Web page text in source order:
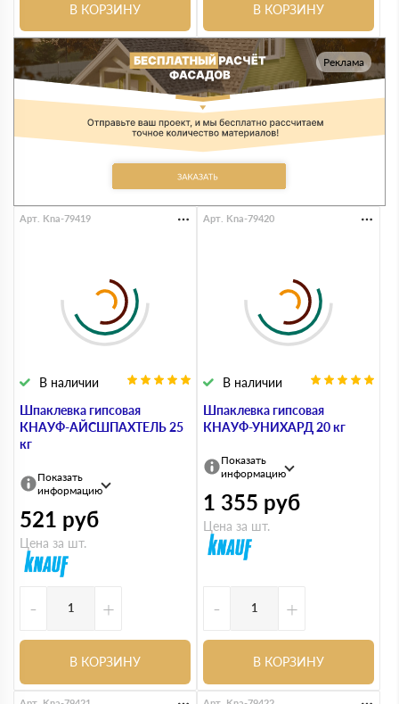
В КОРЗИНУ В КОРЗИНУ
Реклама
Шпаклевка гипсовая
КНАУФ-АЙСШПАХТЕЛЬ 25
кг
В наличии
Арт. Kna-79419
Показать
информацию
521 руб
Цена за шт.
- +
В КОРЗИНУ
Шпаклевка гипсовая
КНАУФ-УНИХАРД 20 кг
В наличии
Арт. Kna-79420
Показать
информацию
1 355 руб
Цена за шт.
- +
В КОРЗИНУ